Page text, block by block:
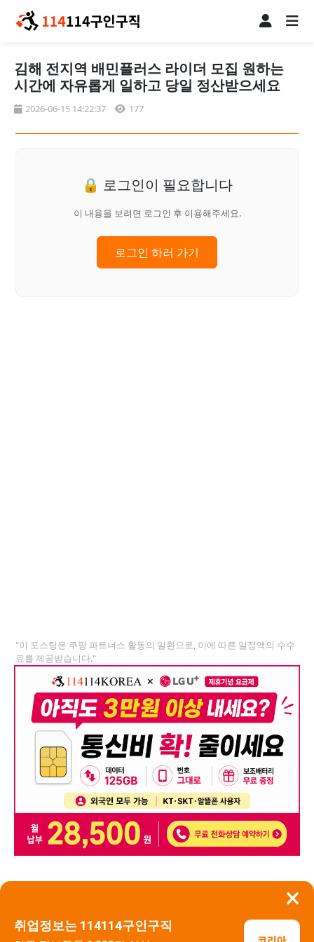
×
취업정보는 114114구인구직
김해 전지역 배민플러스 라이더 모집 원하는
시간에 자유롭게 일하고 당일 정산받으세요
2026-06-15 14:22:37 177
🔒 로그인이 필요합니다
이 내용을 보려면 로그인 후 이용해주세요.
로그인 하러 가기
"이 포스팅은 쿠팡 파트너스 활동의 일환으로, 이에 따른 일정액의 수수
료를 제공받습니다."